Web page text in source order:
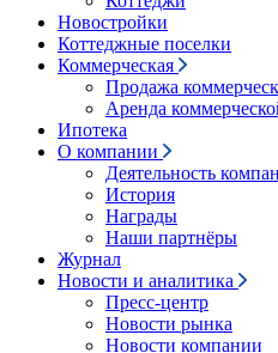
Новостройки
Коттеджные поселки
Коммерческая
Продажа
Аренда
Ипотека
О компании
Деятельность
История
Награды
Наши партнёры
Журнал
Новости и аналитика
Пресс-центр
Новости рынка
Новости компании